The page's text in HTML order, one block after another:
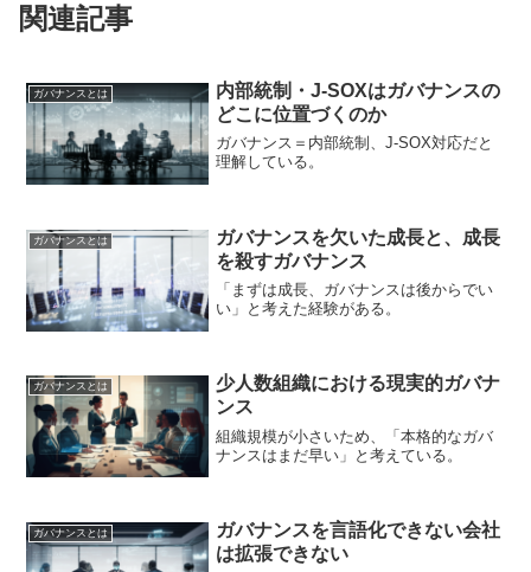
関連記事
ガバナンスとは
内部統制・J-SOXはガバナンスの
どこに位置づくのか
ガバナンス＝内部統制、J-SOX対応だと
理解している。
ガバナンスとは
ガバナンスを欠いた成長と、成長
を殺すガバナンス
「まずは成長、ガバナンスは後からでい
い」と考えた経験がある。
ガバナンスとは
少人数組織における現実的ガバナ
ンス
組織規模が小さいため、「本格的なガバ
ナンスはまだ早い」と考えている。
ガバナンスとは
ガバナンスを言語化できない会社
は拡張できない